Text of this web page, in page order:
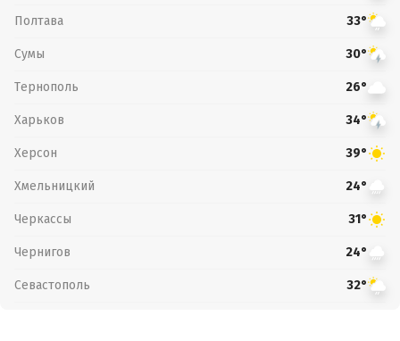
Полтава 33°
Сумы 30°
Тернополь 26°
Харьков 34°
Херсон 39°
Хмельницкий 24°
Черкассы 31°
Чернигов 24°
Севастополь 32°